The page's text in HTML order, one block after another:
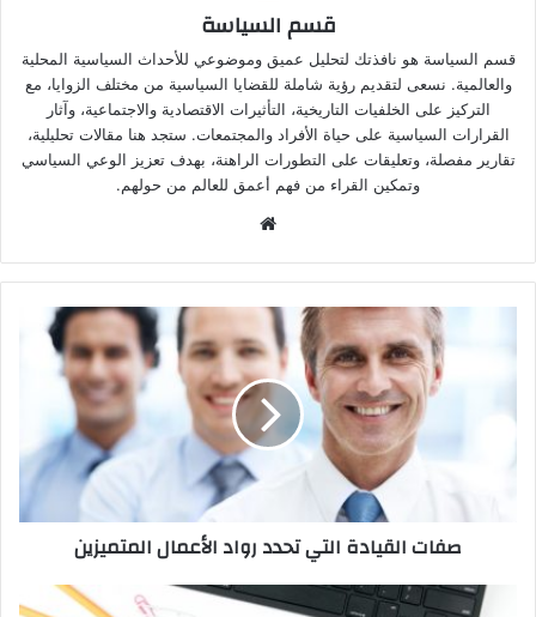
قسم السياسة
قسم السياسة هو نافذتك لتحليل عميق وموضوعي للأحداث السياسية المحلية
والعالمية. نسعى لتقديم رؤية شاملة للقضايا السياسية من مختلف الزوايا، مع
التركيز على الخلفيات التاريخية، التأثيرات الاقتصادية والاجتماعية، وآثار
القرارات السياسية على حياة الأفراد والمجتمعات. ستجد هنا مقالات تحليلية،
تقارير مفصلة، وتعليقات على التطورات الراهنة، بهدف تعزيز الوعي السياسي
وتمكين القراء من فهم أعمق للعالم من حولهم.
صفات القيادة التي تحدد رواد الأعمال المتميزين